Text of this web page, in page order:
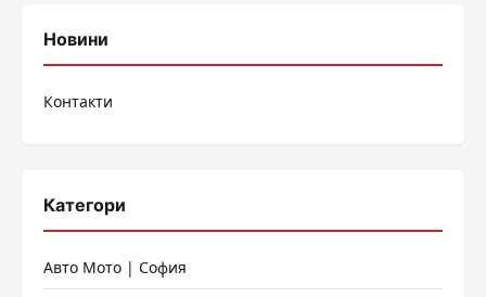
Новини
Контакти
Категори
Авто Мото | София